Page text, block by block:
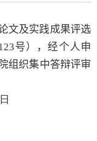
文及实践成果评选
23号），经个人申
组织集中答辩评审
日